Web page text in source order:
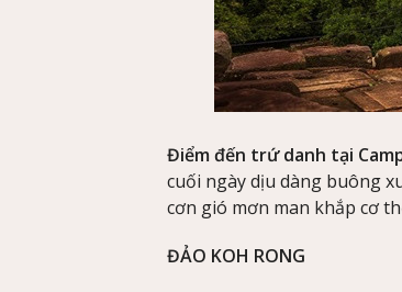
Điểm đến trứ danh tại
cuối ngày dịu dàng buông
cơn gió mơn man khắp cơ
ĐẢO KOH RONG